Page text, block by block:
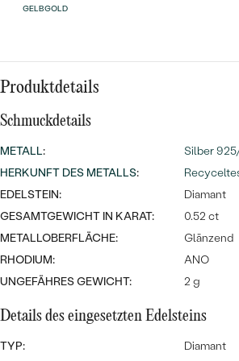
Wave
NACH DER FARBE
MASSGEFERTIGTER
DIAMANTENHalsketten
ANSEHEN
Ringe
ANSEHEN
GELBGOLD
Produktdetails
Schmuckdetails
METALL:
Silber
HERKUNFT DES METALLS:
EDELSTEIN:
Diamant
GESAMTGEWICHT IN KARAT:
0.52 ct
METALLOBERFLÄCHE:
Glänzend
RHODIUM:
ANO
UNGEFÄHRES GEWICHT:
2 g
Details des eingesetzten Edelsteins
TYP:
Diamant